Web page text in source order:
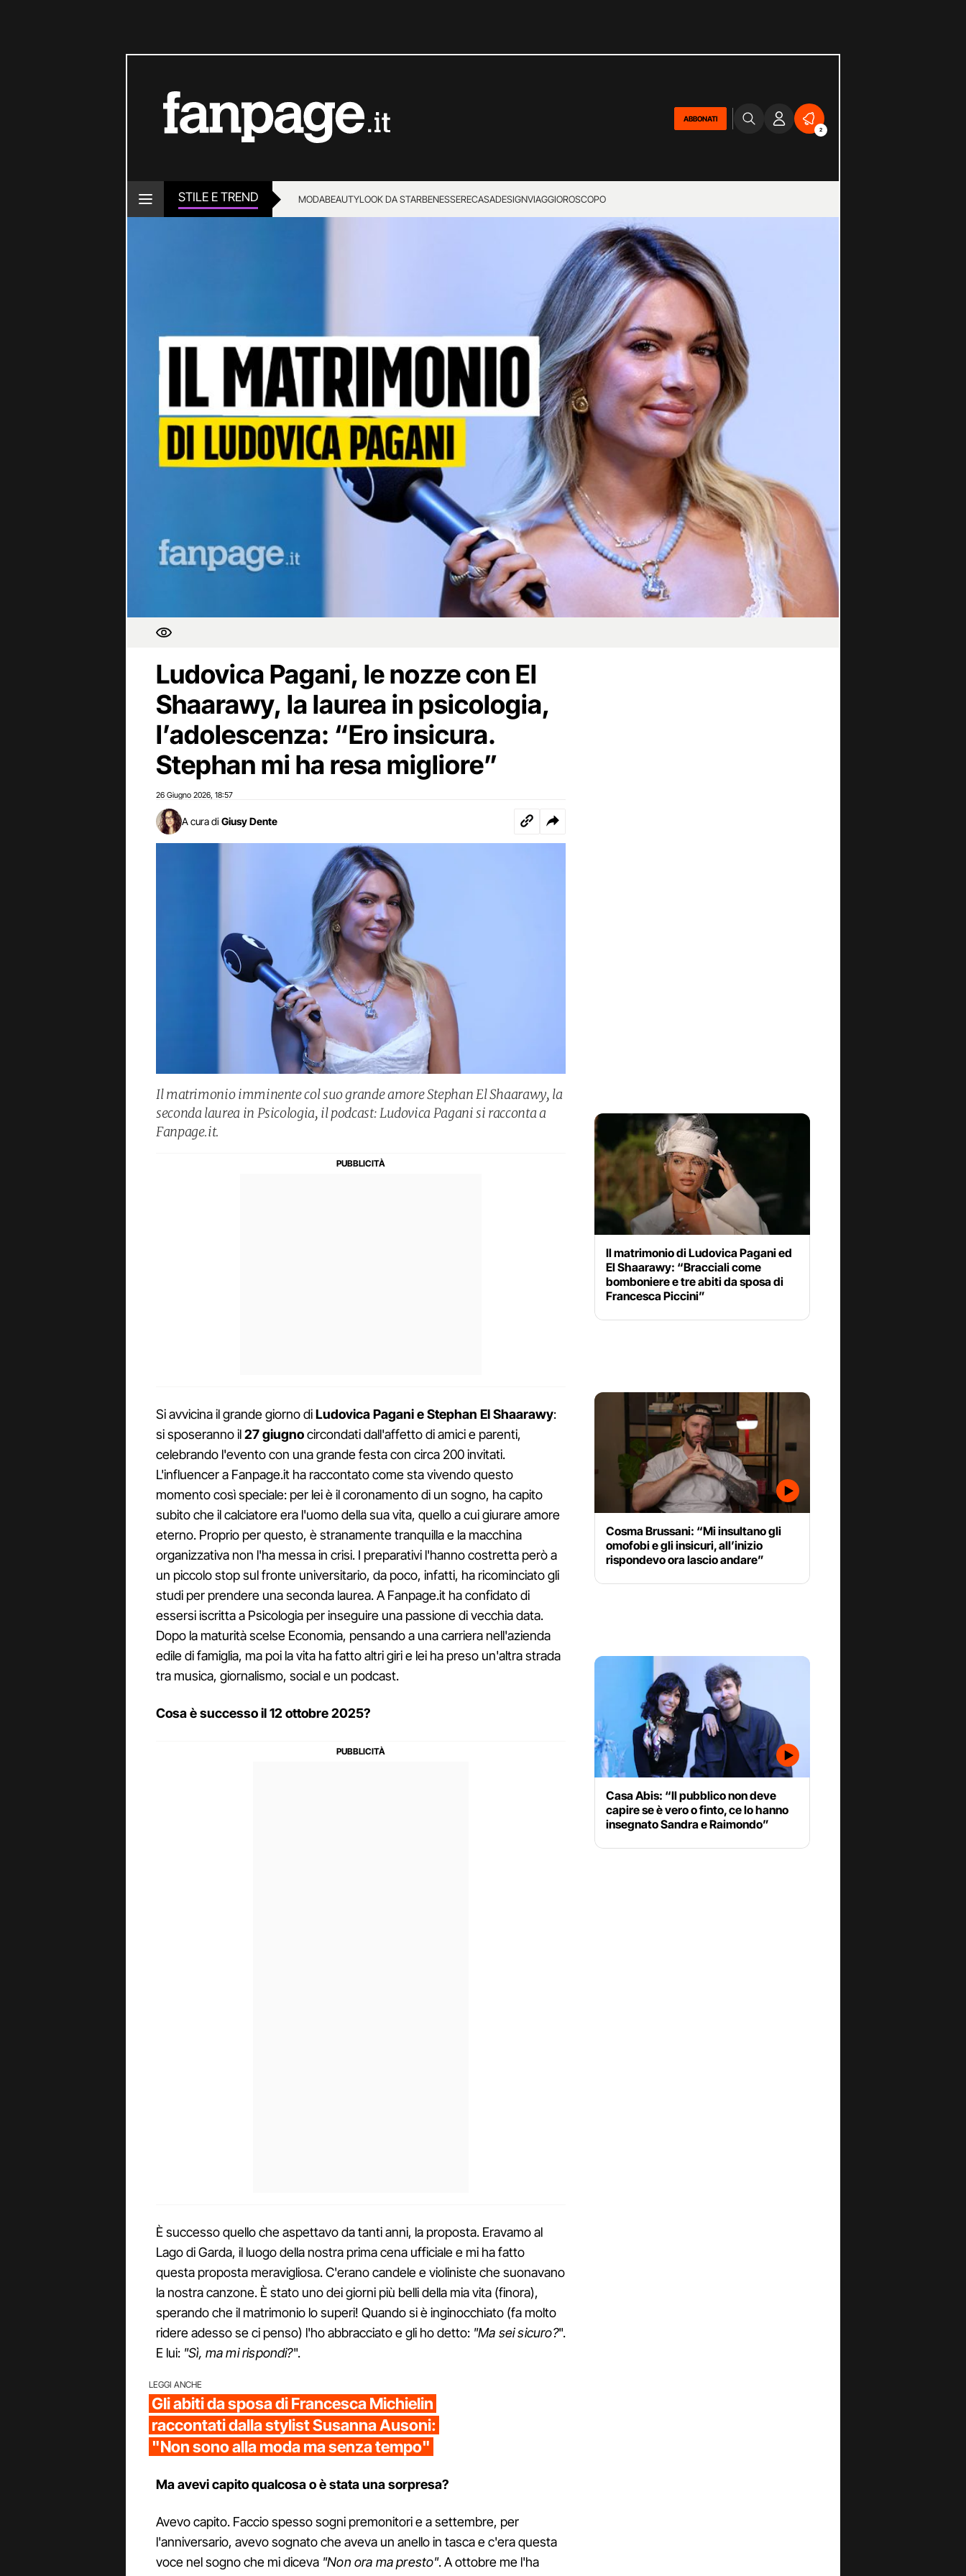
ABBONATI
2
STILE E TREND MODABEAUTYLOOK DA STARBENESSERECASADESIGNVIAGGIOROSCOPO
Ludovica Pagani, le nozze con El
Shaarawy, la laurea in psicologia,
l’adolescenza: “Ero insicura.
Stephan mi ha resa migliore”
26 Giugno 2026 18:57
A cura di Giusy Dente
Il matrimonio imminente col suo grande amore Stephan El Shaarawy, la
seconda laurea in Psicologia, il podcast: Ludovica Pagani si racconta a
Fanpage.it.
Si avvicina il grande giorno diLudovica Pagani e Stephan El Shaarawy:
si sposeranno il27 giugnocircondati dall'affetto di amici e parenti,
celebrando l'evento con una grande festa con circa 200 invitati.
L'influencer a Fanpage.it ha raccontato come sta vivendo questo
momento così speciale: per lei è il coronamento di un sogno, ha capito
subito che il calciatore era l'uomo della sua vita, quello a cui giurare amore
eterno. Proprio per questo, è stranamente tranquilla e la macchina
organizzativa non l'ha messa in crisi. I preparativi l'hanno costretta però a
un piccolo stop sul fronte universitario, da poco, infatti, ha ricominciato gli
studi per prendere una seconda laurea. A Fanpage.it ha confidato di
essersi iscritta a Psicologia per inseguire una passione di vecchia data.
Dopo la maturità scelse Economia, pensando a una carriera nell'azienda
edile di famiglia, ma poi la vita ha fatto altri giri e lei ha preso un'altra strada
tra musica, giornalismo, social e un podcast.
Cosa è successo il 12 ottobre 2025?
È successo quello che aspettavo da tanti anni, la proposta. Eravamo al
Lago di Garda, il luogo della nostra prima cena ufficiale e mi ha fatto
questa proposta meravigliosa. C'erano candele e violiniste che suonavano
la nostra canzone. È stato uno dei giorni più belli della mia vita (finora),
sperando che il matrimonio lo superi! Quando si è inginocchiato (fa molto
ridere adesso se ci penso) l'ho abbracciato e gli ho detto: "Ma sei sicuro?".
E lui: "Sì, ma mi rispondi?".
LEGGI ANCHE
Gli abiti da sposa di Francesca Michielin
raccontati dalla stylist Susanna Ausoni:
"Non sono alla moda ma senza tempo"
Ma avevi capito qualcosa o è stata una sorpresa?
Avevo capito. Faccio spesso sogni premonitori e a settembre, per
l'anniversario, avevo sognato che aveva un anello in tasca e c'era questa
voce nel sogno che mi diceva "Non ora ma presto". A ottobre me l'ha
Il matrimonio di Ludovica Pagani ed
El Shaarawy: “Bracciali come
bomboniere e tre abiti da sposa di
Francesca Piccini”
Cosma Brussani: “Mi insultano gli
omofobi e gli insicuri, all’inizio
rispondevo ora lascio andare”
Casa Abis: “Il pubblico non deve
capire se è vero o finto, ce lo hanno
insegnato Sandra e Raimondo”